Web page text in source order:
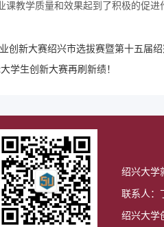
课教学质量和效果起到了积极的促进
创新大赛绍兴市选拔赛暨第十五届
学生创新大赛再刷新绩！
绍兴大学
联系人
绍兴大学